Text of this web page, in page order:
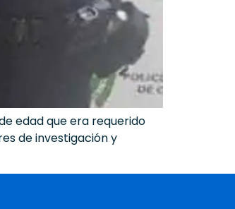
edad que era requerido
de investigación y